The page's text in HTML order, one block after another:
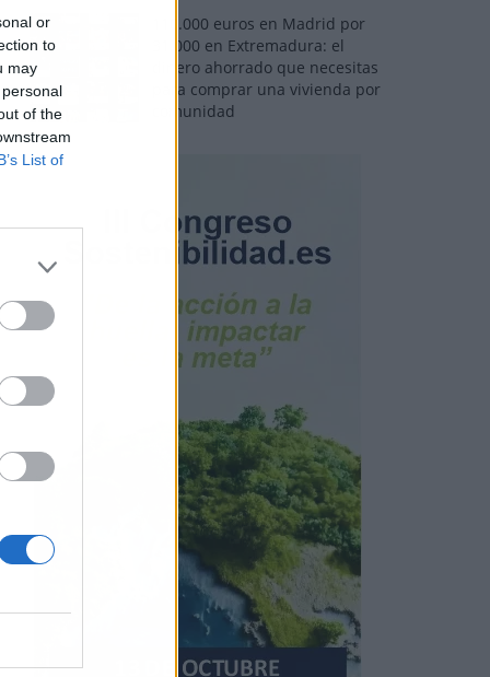
or
to
may
of the
List of
110.000 euros en Madrid por
31.000 en Extremadura: el
dinero ahorrado que necesitas
para comprar una vivienda por
comunidad